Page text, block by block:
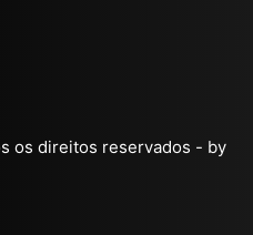
os direitos reservados - by